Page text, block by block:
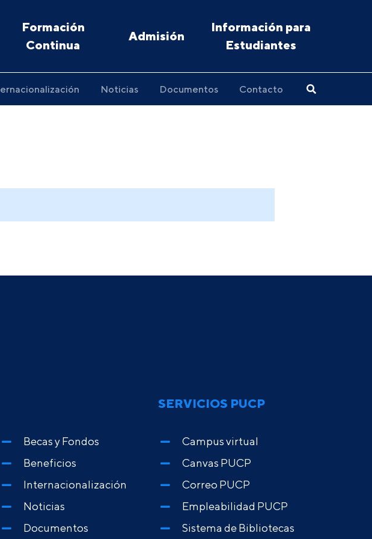
Formación
Continua
Admisión
Información para
Estudiantes
Noticias Documentos Contacto
Becas y Fondos
Beneficios
Internacionalización
Noticias
Documentos
SERVICIOS PUCP
Campus virtual
Canvas PUCP
Correo PUCP
Empleabilidad PUCP
Sistema de Bibliotecas